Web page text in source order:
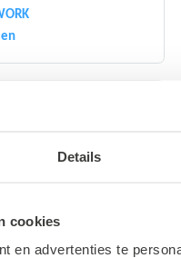
Details
cookies
en advertenties te